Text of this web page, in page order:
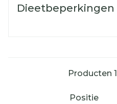
Dieetbeperkingen
Producten 1
Sorteer op: